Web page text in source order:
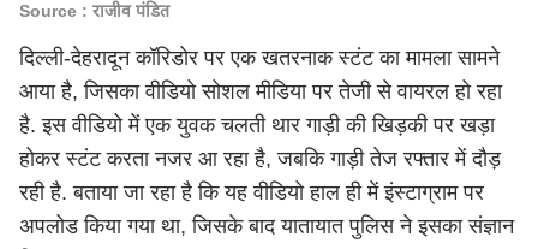
Source : राजीव पंडित
दिल्ली-देहरादून कॉरिडोर पर एक खतरनाक स्टंट का मामला सामने
आया है, जिसका वीडियो सोशल मीडिया पर तेजी से वायरल हो रहा
है. इस वीडियो में एक युवक चलती थार गाड़ी की खिड़की पर खड़ा
होकर स्टंट करता नजर आ रहा है, जबकि गाड़ी तेज रफ्तार में दौड़
रही है. बताया जा रहा है कि यह वीडियो हाल ही में इंस्टाग्राम पर
अपलोड किया गया था, जिसके बाद यातायात पुलिस ने इसका संज्ञान